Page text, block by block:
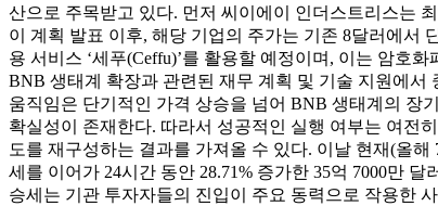
산으로 주목받고 있다. 먼저 씨이에이 인더스트리스는
이 계획 발표 이후, 해당 기업의 주가는 기존 8달러에서
용 서비스 ‘세푸(Ceffu)’를 활용할 예정이며, 이는 암호
BNB 생태계 확장과 관련된 재무 계획 및 기술 지원에
움직임은 단기적인 가격 상승을 넘어 BNB 생태계의 장
확실성이 존재한다. 따라서 성공적인 실행 여부는 여전
도를 재구성하는 결과를 가져올 수 있다. 이날 현재(올
세를 이어가 24시간 동안 28.71% 증가한 35억 7000만
승세는 기관 투자자들의 진입이 주요 동력으로 작용한